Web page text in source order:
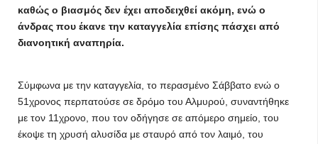
καθώς ο βιασμός δεν έχει αποδειχθεί ακόμη, ενώ ο
άνδρας που έκανε την καταγγελία επίσης πάσχει από
διανοητική αναπηρία.
Σύμφωνα με την καταγγελία, το περασμένο Σάββατο ενώ ο
51χρονος περπατούσε σε δρόμο του Αλμυρού, συναντήθηκε
με τον 11χρονο, που τον οδήγησε σε απόμερο σημείο, του
έκοψε τη χρυσή αλυσίδα με σταυρό από τον λαιμό, του